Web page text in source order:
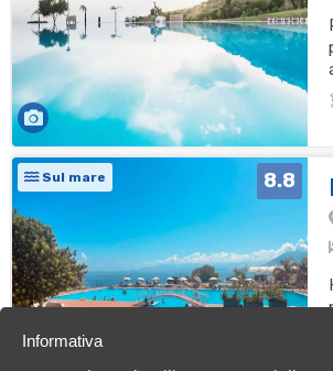
Sul mare 8.8
Informativa